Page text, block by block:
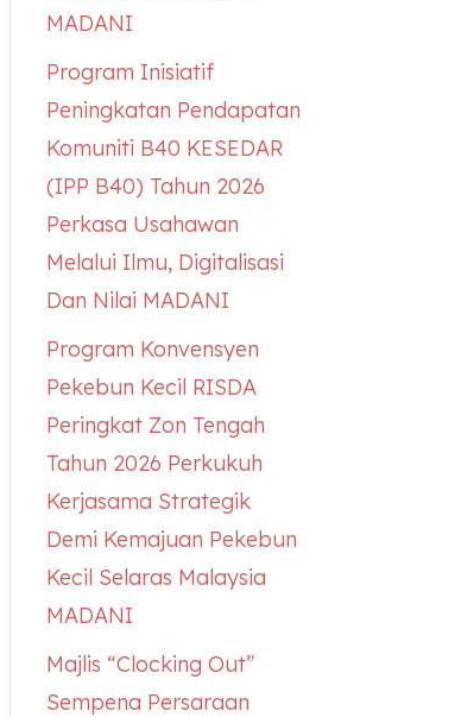
MADANI
Program Inisiatif
Peningkatan Pendapatan
Komuniti B40 KESEDAR
(IPP B40) Tahun 2026
Perkasa Usahawan
Melalui Ilmu, Digitalisasi
Dan Nilai MADANI
Program Konvensyen
Pekebun Kecil RISDA
Peringkat Zon Tengah
Tahun 2026 Perkukuh
Kerjasama Strategik
Demi Kemajuan Pekebun
Kecil Selaras Malaysia
MADANI
Majlis “Clocking Out”
Sempena Persaraan